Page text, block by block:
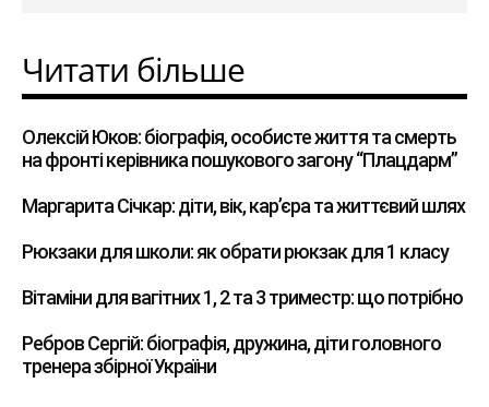
Читати більше
Олексій Юков: біографія, особисте життя та смерть
на фронті керівника пошукового загону “Плацдарм”
Маргарита Січкар: діти, вік, кар’єра та життєвий шлях
Рюкзаки для школи: як обрати рюкзак для 1 класу
Вітаміни для вагітних 1, 2 та 3 триместр: що потрібно
Ребров Сергій: біографія, дружина, діти головного
тренера збірної України